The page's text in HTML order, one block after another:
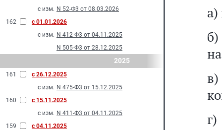
с изм. N 52-Ф3 от 08.03.2026
162
с 01.01.2026
с изм. N 412-Ф3 от 04.11.2025
N 505-Ф3 от 28.12.2025
2025
161
с 26.12.2025
с изм. N 475-Ф3 от 15.12.2025
160
с 15.11.2025
с изм. N 411-Ф3 от 04.11.2025
159
с 04.11.2025